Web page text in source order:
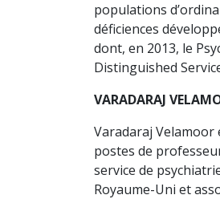
populations
déficiences
dont, en 2013, le
Distinguished
VARADARAJ
Varadaraj Velamoor
postes de
service de
Royaume-Uni et